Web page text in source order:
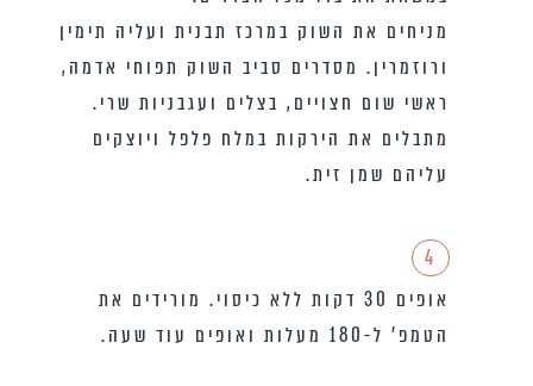
מניחים את השוק במרכז תבנית ועליה תימין
ורוזמרין. מסדרים סביב השוק תפוחי אדמה,
ראשי שום חצויים, בצלים ועגבניות שרי.
מתבלים את הירקות במלח פלפל ויוצקים
עליהם שמן זית.
4
אופים 30 דקות ללא כיסוי. מורידים את
הטמפ’ ל-180 מעלות ואופים עוד שעה.